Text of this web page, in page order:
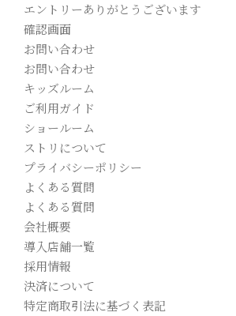
エントリーありがとうございます
確認画面
お問い合わせ
お問い合わせ
キッズルーム
ご利用ガイド
ショールーム
ストリについて
プライバシーポリシー
よくある質問
よくある質問
会社概要
導入店舗一覧
採用情報
決済について
特定商取引法に基づく表記